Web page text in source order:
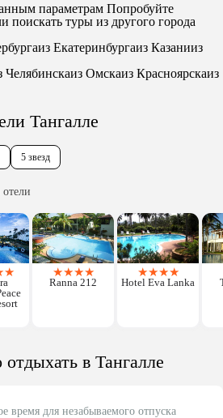
параметрам Попробуйте
поискать туры из другого города
из Екатеринбургаиз Казанииз
Челябинскаиз Омскаиз Красноярскаиз
Тангалле
5 звезд
★ ★★★★
Ranna 212
★★★★
Hotel Eva Lanka
в Тангалле
время для незабываемого отпуска